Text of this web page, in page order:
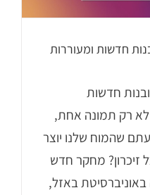
חדשות ומעוררות
חדשות
לא רק תמונה אחת,
שהמוח שלנו יוצר
זיכרון? מחקר חדש
באזל,